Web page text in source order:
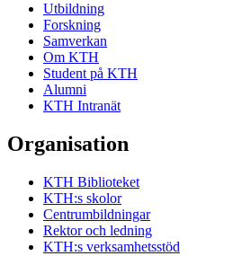
Utbildning
Forskning
Samverkan
Om KTH
Student på KTH
Alumni
KTH Intranät
Organisation
KTH Biblioteket
KTH:s skolor
Centrumbildningar
Rektor och ledning
KTH:s verksamhetsstöd